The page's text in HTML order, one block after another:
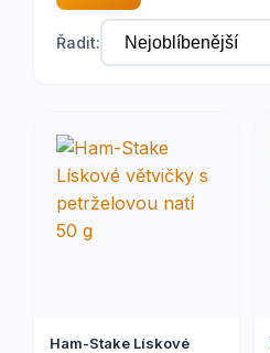
Řadit:
Ham-Stake Lískové